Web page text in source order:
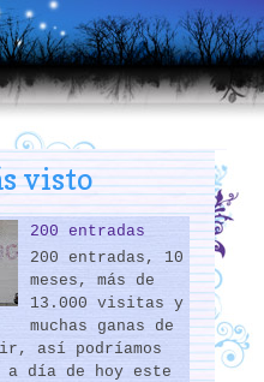
visto
200 entradas
200 entradas, 10
meses, más de
13.000 visitas y
muchas ganas de
así podríamos
día de hoy este